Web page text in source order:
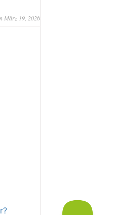
März 19, 2026